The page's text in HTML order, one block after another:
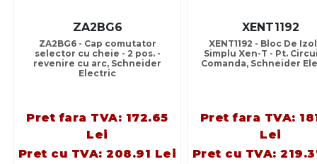
ZA2BG6
ZA2BG6 - Cap comutator
selector cu cheie - 2 pos. -
revenire cu arc, Schneider
Electric
Pret fara TVA: 172.65
Lei
Pret cu TVA: 208.91 Lei
XENT1192
XENT1192 - Bloc De
Simplu Xen-T - Pt.
Comanda, Schneider
Pret fara TVA:
Lei
Pret cu TVA: